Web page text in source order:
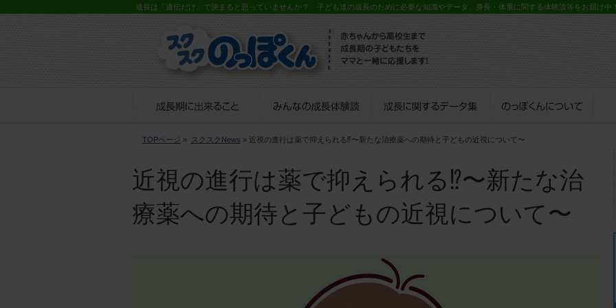
成長は「遺伝だけ」で決まると思っていませんか？ 子ども達の成長のために必要な知識やデータ、身長・体重に関する体験談等をお届け中
TOPページ » スクスクNews » 近視の進行は薬で抑えられる⁉︎〜新たな治療薬への期待と子どもの近視について〜
近視の進行は薬で抑えられる⁉︎〜新たな治
療薬への期待と子どもの近視について〜